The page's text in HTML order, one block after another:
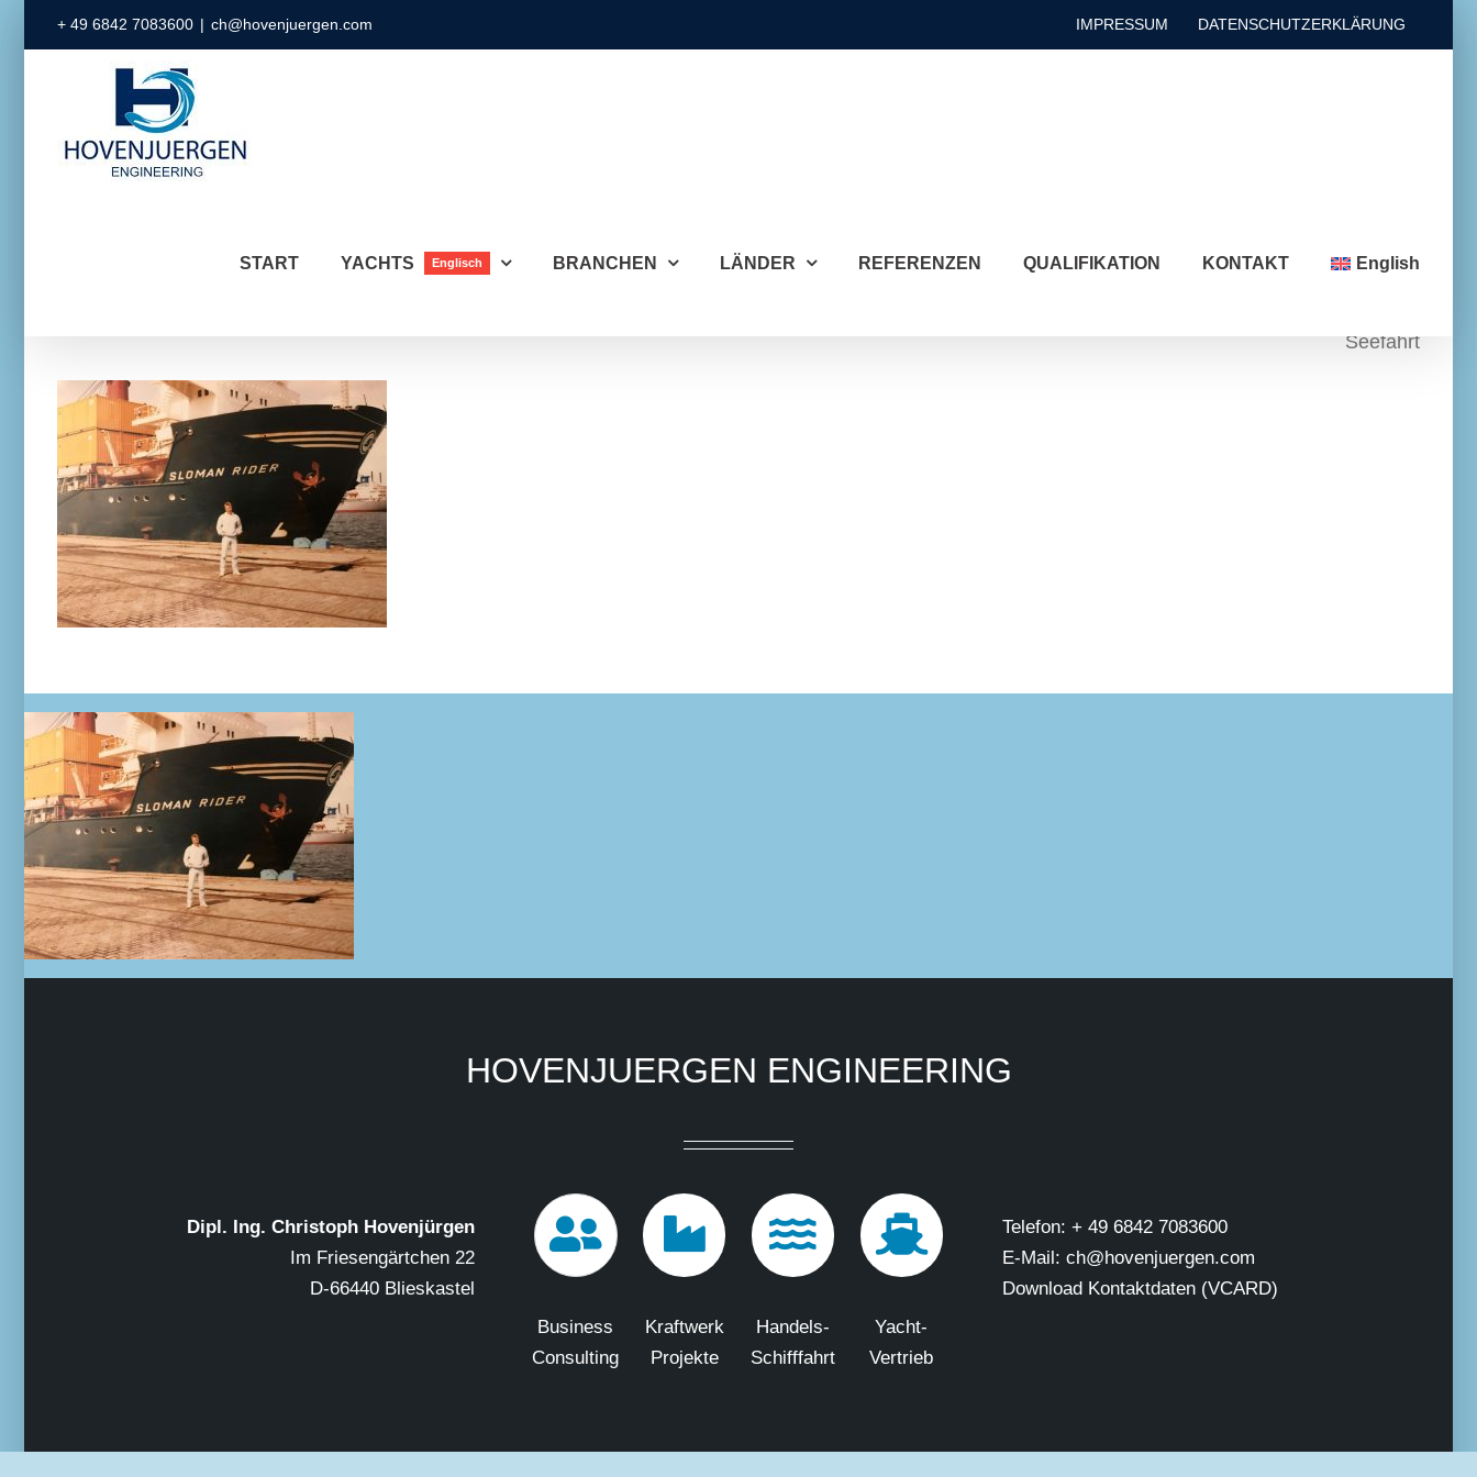
Inhalt
+ 49 6842 7083600 | ch@hovenjuergen.com IMPRESSUM DATENSCHUTZERKLÄRUNG
START YACHTS Englisch BRANCHEN LÄNDER REFERENZEN QUALIFIKATION KONTAKT English
Seefahrt
HOVENJUERGEN ENGINEERING
Dipl. Ing. Christoph Hovenjürgen
Im Friesengärtchen 22
D-66440 Blieskastel
Business
Consulting
Kraftwerk
Projekte
Handels-
Schifffahrt
Yacht-
Vertrieb
Telefon: + 49 6842 7083600
E-Mail: ch@hovenjuergen.com
Download Kontaktdaten (VCARD)